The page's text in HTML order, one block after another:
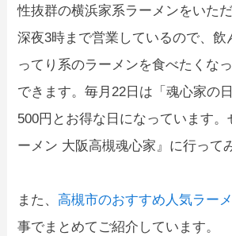
性抜群の横浜家系ラーメンをいた
深夜3時まで営業しているので、飲
ってり系のラーメンを食べたくな
できます。毎月22日は「魂心家の
500円とお得な日になっています。
ーメン 大阪高槻魂心家』に行って
また、 高槻市のおすすめ人気ラー
事でまとめてご紹介しています。